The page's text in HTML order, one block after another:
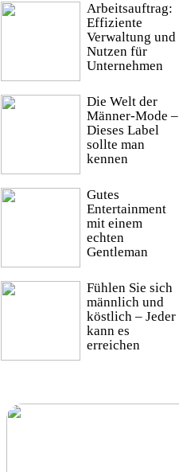
Arbeitsauftrag:
Effiziente
Verwaltung und
Nutzen für
Unternehmen
Die Welt der
Männer-Mode –
Dieses Label
sollte man
kennen
Gutes
Entertainment
mit einem
echten
Gentleman
Fühlen Sie sich
männlich und
köstlich – Jeder
kann es
erreichen